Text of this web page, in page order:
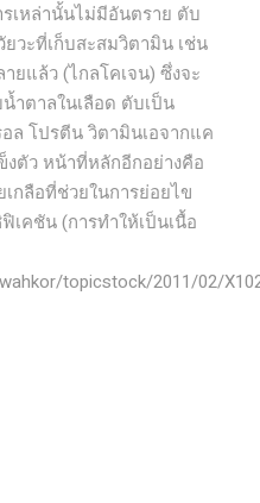
เหล่านั้นไม่มีอันตราย ตับ
ยวะที่เก็บสะสมวิตามิน เช่น
ยแล้ว (ไกลโคเจน) ซึ่งจะ
ำตาลในเลือด ตับเป็น
ล โปรตีน วิตามินเอจากแค
ตัว หน้าที่หลักอีกอย่างคือ
กลือที่ช่วยในการย่อยไข
คชัน (การทำให้เป็นเนื้อ
topicstock/2011/02/